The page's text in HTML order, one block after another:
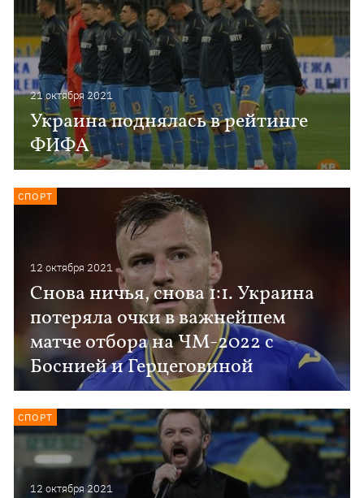
21 октября 2021
Украина поднялась в рейтинге
ФИФА
12 октября 2021
Снова ничья, снова 1:1. Украина
потеряла очки в важнейшем
матче отбора на ЧМ-2022 с
Боснией и Герцеговиной
СПОРТ
12 октября 2021
СПОРТ